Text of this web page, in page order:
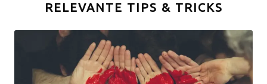
RELEVANTE TIPS & TRICKS